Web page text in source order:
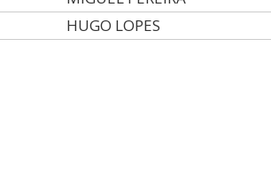
HUGO LOPES